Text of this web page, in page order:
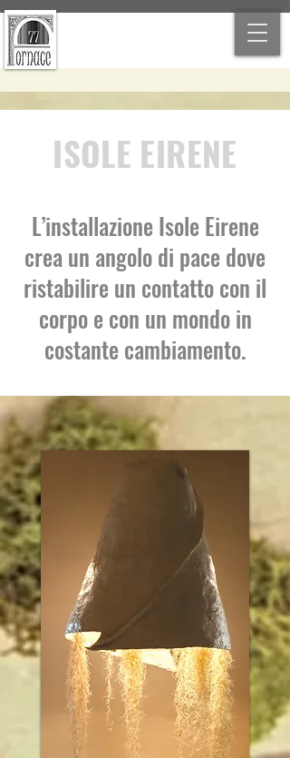
ISOLE EIRENE
L’installazione Isole Eirene
crea un angolo di pace dove
ristabilire un contatto con il
corpo e con un mondo in
costante cambiamento.